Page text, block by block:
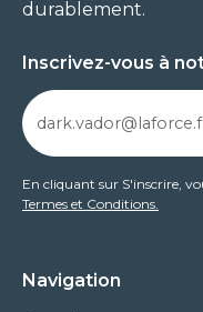
durablement.
Inscrivez-vous à
En cliquant sur S'inscrire,
Termes et Conditions.
Navigation